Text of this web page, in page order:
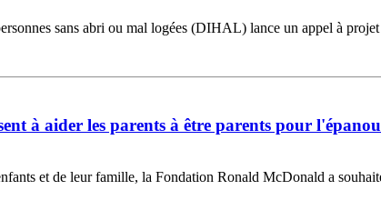
sans abri ou mal logées (DIHAL) lance un appel à
à aider les parents à être parents pour
et de leur famille, la Fondation Ronald McDonald a